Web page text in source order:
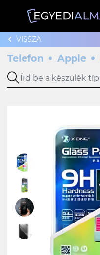
VISSZA
Telefon Apple